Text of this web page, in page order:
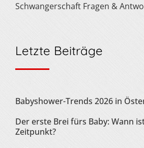
Schwangerschaft Fragen &
Letzte Beiträge
Babyshower-Trends 2026 in
Der erste Brei fürs Baby: Wann
Zeitpunkt?